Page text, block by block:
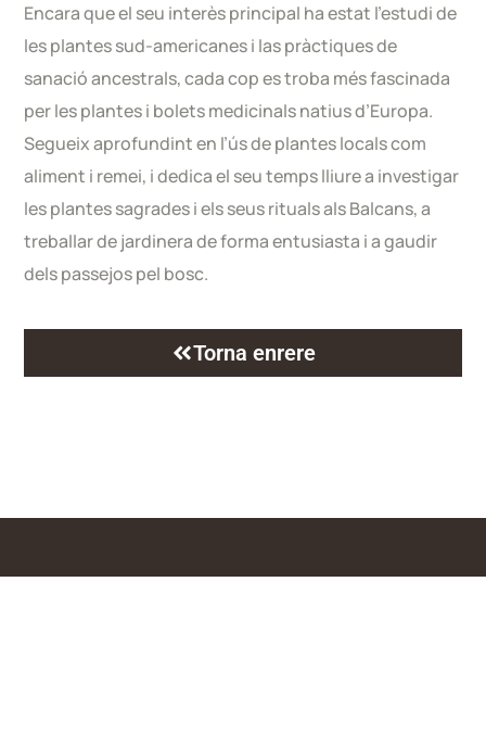
Encara que el seu interès principal ha estat l’estudi de
les plantes sud-americanes i las pràctiques de
sanació ancestrals, cada cop es troba més fascinada
per les plantes i bolets medicinals natius d’Europa.
Segueix aprofundint en l’ús de plantes locals com
aliment i remei, i dedica el seu temps lliure a investigar
les plantes sagrades i els seus rituals als Balcans, a
treballar de jardinera de forma entusiasta i a gaudir
dels passejos pel bosc.
Torna enrere